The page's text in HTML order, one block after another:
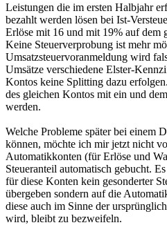
Leistungen die im ersten Halbjahr
bezahlt werden lösen bei Ist-
Erlöse mit 16 und mit 19% auf dem
Keine Steuerverprobung ist mehr
Umsatzsteuervoranmeldung wird
Umsätze verschiedene Elster-
Kontos keine Splitting dazu
des gleichen Kontos mit ein und
werden.
Welche Probleme später bei einem
können, möchte ich mir jetzt nicht
Automatikkonten (für Erlöse und
Steueranteil automatisch gebucht.
für diese Konten kein gesonderter
übergeben sondern auf die
diese auch im Sinne der
wird, bleibt zu bezweifeln.